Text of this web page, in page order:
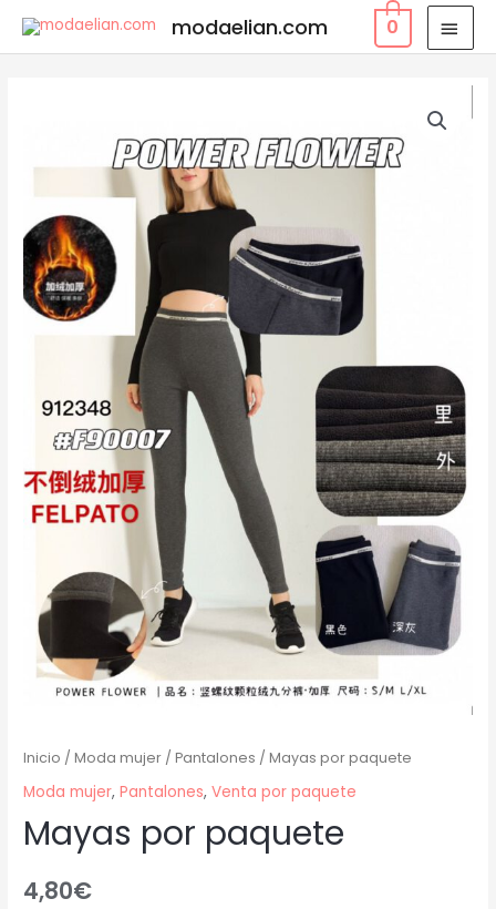
modaelian.com 0
Inicio /Moda mujer /Pantalones / Mayas por paquete
Moda mujer,Pantalones,Venta por paquete
Mayas por paquete
4,80€